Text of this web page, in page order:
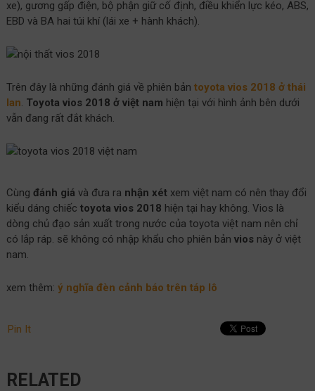
xe), gương gấp điện, bộ phận giữ cố định, điều khiển lực kéo, ABS,
EBD và BA hai túi khí (lái xe + hành khách).
Trên đây là những đánh giá về phiên bản toyota vios 2018 ở thái
lan. Toyota vios 2018 ở việt nam hiện tại với hình ảnh bên dưới
vẫn đang rất đắt khách.
Cùng đánh giá và đưa ra nhận xétxem việt nam có nên thay đổi
kiểu dáng chiếc toyota vios 2018 hiện tại hay không. Vios là
dòng chủ đạo sản xuất trong nước của toyota việt nam nên chỉ
có lắp ráp. sẽ không có nhập khẩu cho phiên bản viosnày ở việt
nam.
xem thêm: ý nghĩa đèn cảnh báo trên táp lô
Pin It
RELATED